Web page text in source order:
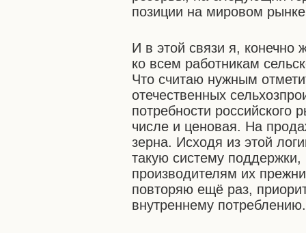
позиции на мировом
И в этой связи я, конечно
ко всем работникам
Что считаю нужным
отечественных
потребности российского
числе и ценовая. На
зерна. Исходя из этой
такую систему
производителям их
повторяю ещё раз,
внутреннему потреблению.